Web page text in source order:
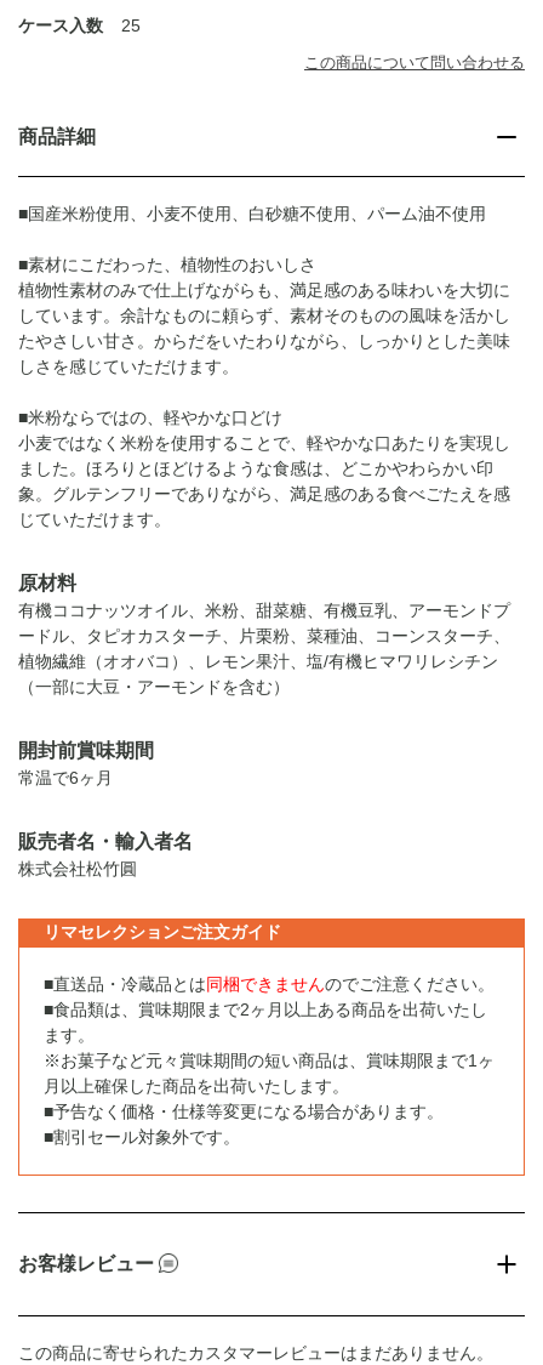
ケース入数
25
この商品について問い合わせる
商品詳細
■国産米粉使用、小麦不使用、白砂糖不使用、パーム油不使用
■素材にこだわった、植物性のおいしさ
植物性素材のみで仕上げながらも、満足感のある味わいを大切に
しています。余計なものに頼らず、素材そのものの風味を活かし
たやさしい甘さ。からだをいたわりながら、しっかりとした美味
しさを感じていただけます。
■米粉ならではの、軽やかな口どけ
小麦ではなく米粉を使用することで、軽やかな口あたりを実現し
ました。ほろりとほどけるような食感は、どこかやわらかい印
象。グルテンフリーでありながら、満足感のある食べごたえを感
じていただけます。
原材料
有機ココナッツオイル、米粉、甜菜糖、有機豆乳、アーモンドプ
ードル、タピオカスターチ、片栗粉、菜種油、コーンスターチ、
植物繊維（オオバコ）、レモン果汁、塩/有機ヒマワリレシチン
（一部に大豆・アーモンドを含む）
開封前賞味期間
常温で6ヶ月
販売者名・輸入者名
株式会社松竹圓
リマセレクションご注文ガイド
■直送品・冷蔵品とは同梱できませんのでご注意ください。
■食品類は、賞味期限まで2ヶ月以上ある商品を出荷いたし
ます。
※お菓子など元々賞味期間の短い商品は、賞味期限まで1ヶ
月以上確保した商品を出荷いたします。
■予告なく価格・仕様等変更になる場合があります。
■割引セール対象外です。
お客様レビュー
この商品に寄せられたカスタマーレビューはまだありません。